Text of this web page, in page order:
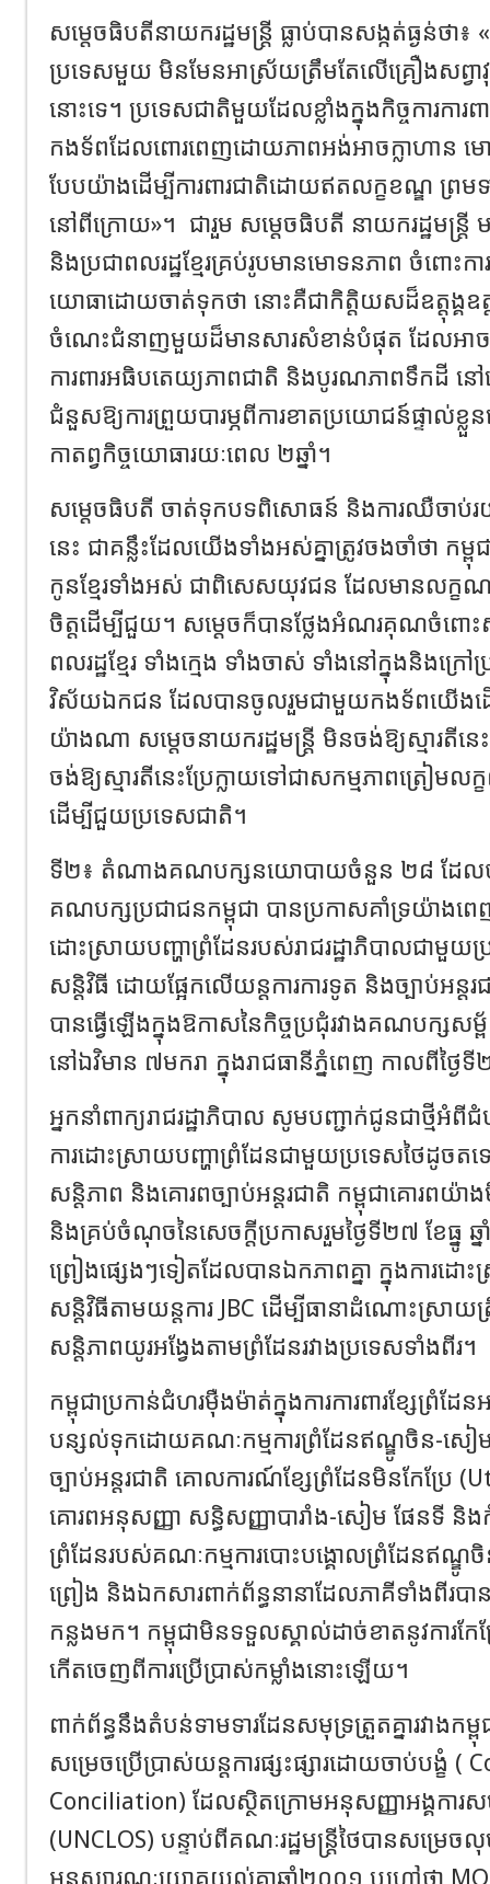
សម្តេចធិបតីនាយករដ្ឋមន្ត្រី ធ្លាប់បានសង្កត់ធ្ងន់ថា៖
ប្រទេសមួយ មិនមែនអាស្រ័យត្រឹមតែលើគ្រឿងសព្វ
នោះទេ។ ប្រទេសជាតិមួយដែលខ្លាំងក្នុងកិច្ចការការ
កងទ័ពដែលពោរពេញដោយភាពអង់អាចក្លាហាន
បែបយ៉ាងដើម្បីការពារជាតិដោយឥតលក្ខខណ្ឌ ព្រ
នៅពីក្រោយ»។ ជារួម សម្តេចធិបតី នាយករដ្ឋមន្ត្រី
និងប្រជាពលរដ្ឋខ្មែរគ្រប់រូបមានមោទនភាព ចំពោះក
យោធាដោយចាត់ទុកថា នោះគឺជាកិត្តិយសដ៏ឧត្តុង្គឧ
ចំណេះជំនាញមួយដ៏មានសារសំខាន់បំផុត ដែលអាច
ការពារអធិបតេយ្យភាពជាតិ និងបូរណភាពទឹកដី ន
ជំនួសឱ្យការព្រួយបារម្ភពីការខាតប្រយោជន៍ផ្ទាល់
កាតព្វកិច្ចយោធារយៈពេល ២ឆ្នាំ។
សម្តេចធិបតី ចាត់ទុកបទពិសោធន៍ និងការឈឺចាប់
នេះ ជាគន្លឹះដែលយើងទាំងអស់គ្នាត្រូវចងចាំថា កម្
កូនខ្មែរទាំងអស់ ជាពិសេសយុវជន ដែលមានលក្ខណៈ
ចិត្តដើម្បីជួយ។ សម្តេចក៏បានថ្លែងអំណរគុណចំពោះស្
ពលរដ្ឋខ្មែរ ទាំងក្មេង ទាំងចាស់ ទាំងនៅក្នុងនិងក្រៅ
វិស័យឯកជន ដែលបានចូលរួមជាមួយកងទ័ពយើងដើម្
យ៉ាងណា សម្តេចនាយករដ្ឋមន្ត្រី មិនចង់ឱ្យស្មារតីនេ
ចង់ឱ្យស្មារតីនេះប្រែក្លាយទៅជាសកម្មភាពត្រៀ
ដើម្បីជួយប្រទេសជាតិ។
ទី២៖ តំណាងគណបក្សនយោបាយចំនួន ២៨ ដែលប
គណបក្សប្រជាជនកម្ពុជា បានប្រកាសគាំទ្រយ៉ា
ដោះស្រាយបញ្ហាព្រំដែនរបស់រាជរដ្ឋាភិបាលជាមួយ
សន្តិវិធី ដោយផ្អែកលើយន្តការការទូត និងច្បាប់អន្តរជ
បានធ្វើឡើងក្នុងឱកាសនៃកិច្ចប្រជុំរវាងគណបក្សសម្ព័
នៅឯវិមាន ៧មករា ក្នុងរាជធានីភ្នំពេញ កាលពីថ្ង
អ្នកនាំពាក្យរាជរដ្ឋាភិបាល សូមបញ្ជាក់ជូនជាថ្មីអំពីជំ
ការដោះស្រាយបញ្ហាព្រំដែនជាមួយប្រទេសថៃដូចត
សន្តិភាព និងគោរពច្បាប់អន្តរជាតិ កម្ពុជាគោរព
និងគ្រប់ចំណុចនៃសេចក្តីប្រកាសរួមថ្ងៃទី២៧ ខែធ្នូ
ព្រៀងផ្សេងៗទៀតដែលបានឯកភាពគ្នា ក្នុងការដោ
សន្តិវិធីតាមយន្តការ JBC ដើម្បីធានាដំណោះស្រាយ
សន្តិភាពយូរអង្វែងតាមព្រំដែនរវាងប្រទេសទាំងពីរ។
កម្ពុជាប្រកាន់ជំហរម៉ឺងម៉ាត់ក្នុងការការពារខ្សែព្រំដែន
បន្សល់ទុកដោយគណៈកម្មការព្រំដែនឥណ្ឌូចិន-ស
ច្បាប់អន្តរជាតិ គោលការណ៍ខ្សែព្រំដែនមិនកែប្រែ
គោរពអនុសញ្ញា សន្ធិសញ្ញាបារាំង-សៀម ផែនទី
ព្រំដែនរបស់គណៈកម្មការបោះបង្គោលព្រំដែនឥណ្ឌូ
ព្រៀង និងឯកសារពាក់ព័ន្ធនានាដែលភាគីទាំងពីរបា
កន្លងមក។ កម្ពុជាមិនទទួលស្គាល់ដាច់ខាតនូវការក
កើតចេញពីការប្រើប្រាស់កម្លាំងនោះឡើយ។
ពាក់ព័ន្ធនឹងតំបន់ទាមទារដែនសមុទ្រត្រួតគ្នារវាងកម្ពុ
សម្រេចប្រើប្រាស់យន្តការផ្សះផ្សារដោយចាប់បង្ខំ (
Conciliation) ដែលស្ថិតក្រោមអនុសញ្ញាអង្គការ
(UNCLOS) បន្ទាប់ពីគណៈរដ្ឋមន្ត្រីថៃបានសម្រេ
អនុស្សារណៈយោគយល់គ្នាឆ្នាំ២០០១ ឬហៅថា